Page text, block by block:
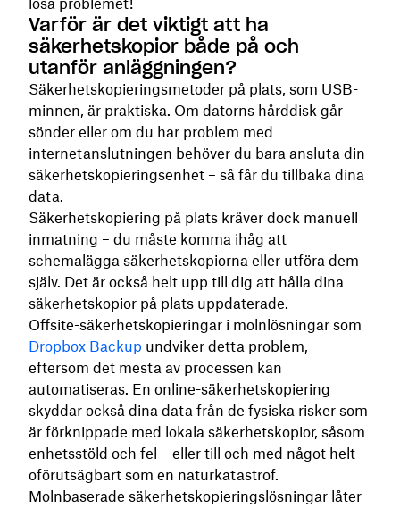
lösa problemet!
Varför är det viktigt att ha
säkerhetskopior både på och
utanför anläggningen?
Säkerhetskopieringsmetoder på plats, som USB-
minnen, är praktiska. Om datorns hårddisk går
sönder eller om du har problem med
internetanslutningen behöver du bara ansluta din
säkerhetskopieringsenhet – så får du tillbaka dina
data.
Säkerhetskopiering på plats kräver dock manuell
inmatning – du måste komma ihåg att
schemalägga säkerhetskopiorna eller utföra dem
själv. Det är också helt upp till dig att hålla dina
säkerhetskopior på plats uppdaterade.
Offsite-säkerhetskopieringar i molnlösningar som
Dropbox Backup undviker detta problem,
eftersom det mesta av processen kan
automatiseras. En online-säkerhetskopiering
skyddar också dina data från de fysiska risker som
är förknippade med lokala säkerhetskopior, såsom
enhetsstöld och fel – eller till och med något helt
oförutsägbart som en naturkatastrof.
Molnbaserade säkerhetskopieringslösningar låter